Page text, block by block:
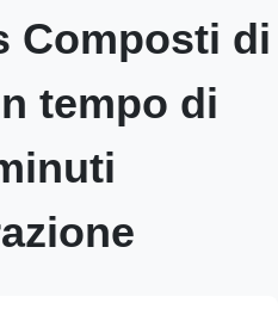
Composti di
tempo di